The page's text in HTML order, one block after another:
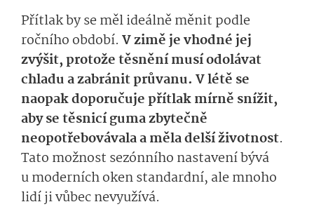
Přítlak by se měl ideálně měnit podle
ročního období. V zimě je vhodné jej
zvýšit, protože těsnění musí odolávat
chladu a zabránit průvanu. V létě se
naopak doporučuje přítlak mírně snížit,
aby se těsnicí guma zbytečně
neopotřebovávala a měla delší životnost.
Tato možnost sezónního nastavení bývá
u moderních oken standardní, ale mnoho
lidí ji vůbec nevyužívá.